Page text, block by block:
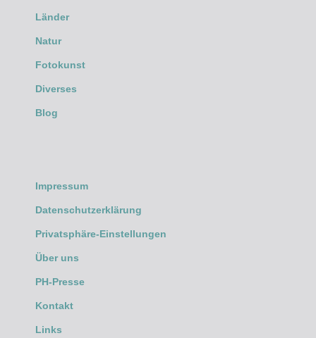
Länder
Natur
Fotokunst
Diverses
Blog
Impressum
Datenschutzerklärung
Privatsphäre-Einstellungen
Über uns
PH-Presse
Kontakt
Links